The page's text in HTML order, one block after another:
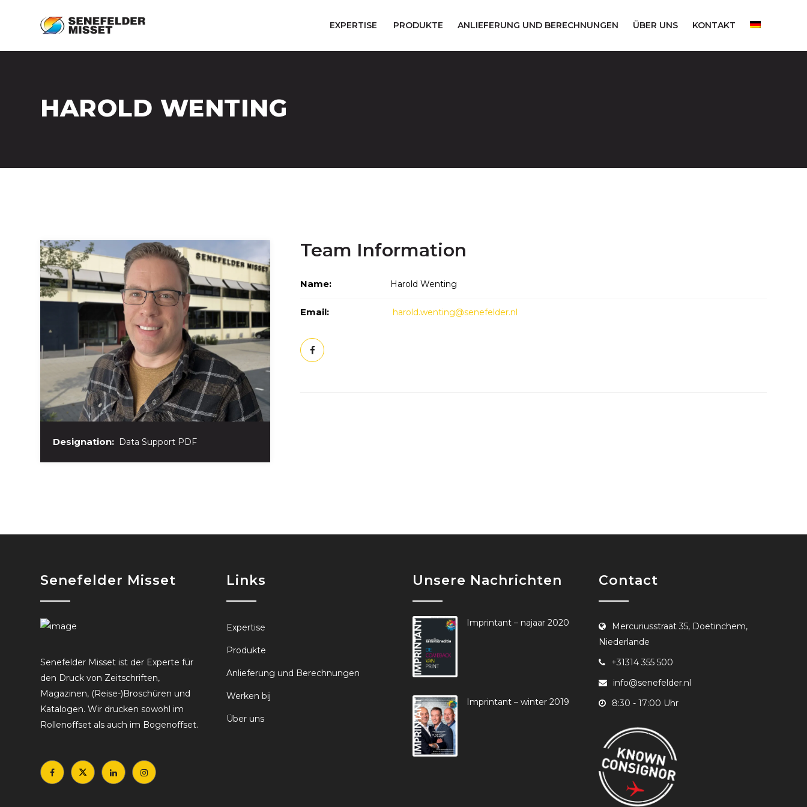
EXPERTISE PRODUKTE ANLIEFERUNG UND BERECHNUNGEN ÜBER UNS KONTAKT
HAROLD WENTING
Designation: Data Support PDF
Team Information
Name: Harold Wenting
Email: harold.wenting@senefelder.nl
Senefelder Misset
Senefelder Misset ist der Experte für
den Druck von Zeitschriften,
Magazinen, (Reise-)Broschüren und
Katalogen. Wir drucken sowohl im
Rollenoffset als auch im Bogenoffset.
Links
Expertise
Produkte
Anlieferung und Berechnungen
Werken bij
Über uns
Unsere Nachrichten
Imprintant – najaar 2020
Imprintant – winter 2019
Contact
Mercuriusstraat 35, Doetinchem,
Niederlande
+31314 355 500
info@senefelder.nl
8:30 - 17:00 Uhr